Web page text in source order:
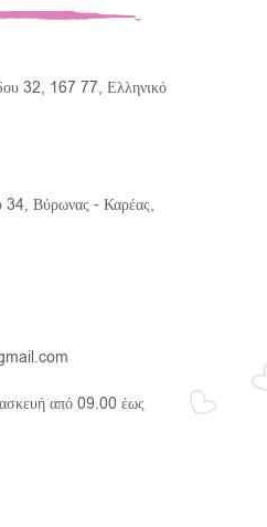
32, 167 77, Ελληνικό
Βύρωνας - Καρέας,
από 09.00 έως